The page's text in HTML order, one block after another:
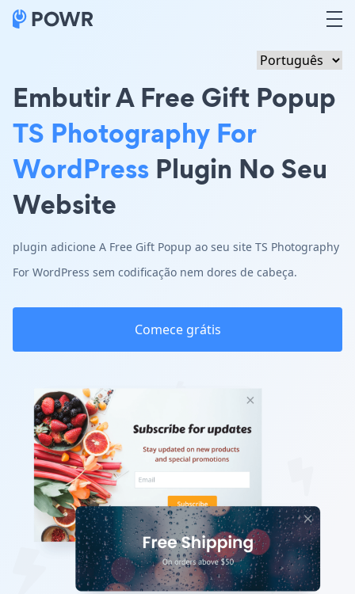
Embutir A Free Gift Popup
TS Photography For
WordPress Plugin No Seu
Website
plugin adicione A Free Gift Popup ao seu site TS Photography
For WordPress sem codificação nem dores de cabeça.
Comece grátis